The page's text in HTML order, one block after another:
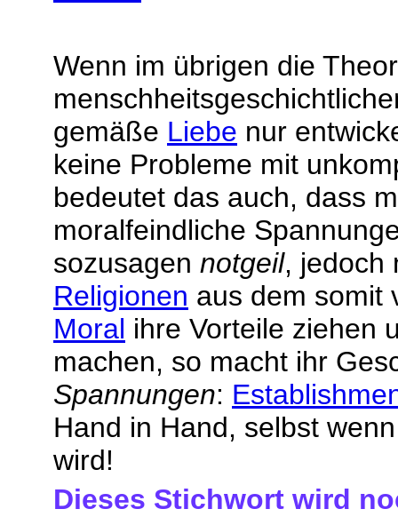
Wenn im übrigen die
gemäße Liebe nur
keine Probleme mit
bedeutet das auch, dass
moralfeindliche
sozusagen notgeil, jedoch
Religionen aus dem somit
Moral ihre Vorteile ziehen
machen, so macht ihr
Spannungen:
Hand in Hand, selbst
wird!
Dieses Stichwort wird